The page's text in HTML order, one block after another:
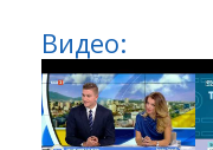
Видео: